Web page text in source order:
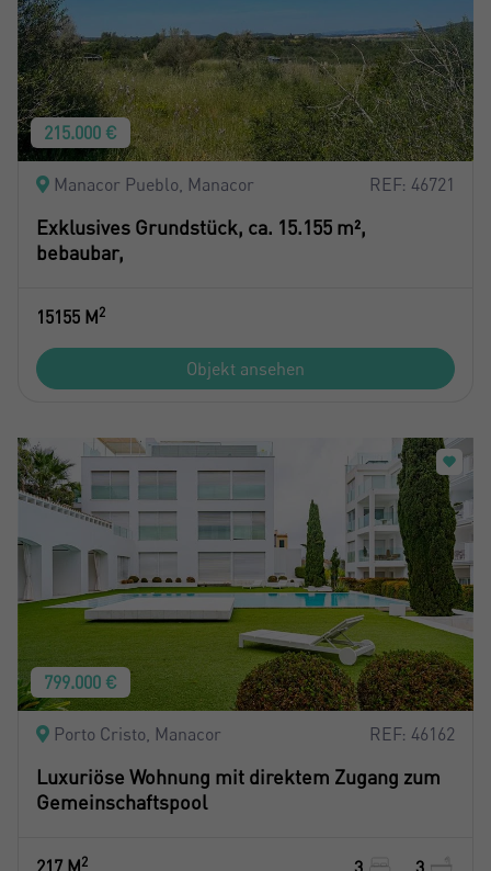
215.000 €
Manacor Pueblo, Manacor REF: 46721
Exklusives Grundstück, ca. 15.155 m²,
bebaubar,
15155 M2
Objekt ansehen
799.000 €
Porto Cristo, Manacor REF: 46162
Luxuriöse Wohnung mit direktem Zugang zum
Gemeinschaftspool
2